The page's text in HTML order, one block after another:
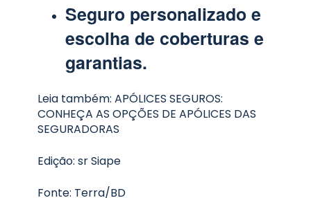
Seguro personalizado e
escolha de coberturas e
garantias.
Leia também: APÓLICES SEGUROS:
CONHEÇA AS OPÇÕES DE APÓLICES DAS
SEGURADORAS
Edição: sr Siape
Fonte: Terra/BD